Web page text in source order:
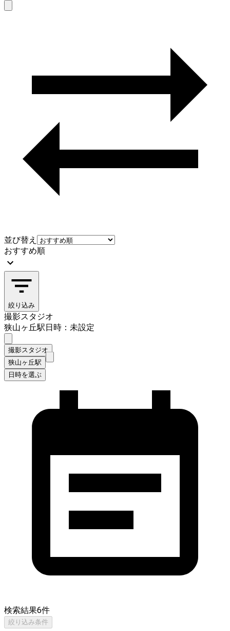
並び替え
おすすめ順
絞り込み
撮影スタジオ
狭山ヶ丘駅日時：未設定
撮影スタジオ
狭山ヶ丘駅
日時を選ぶ
検索結果6件
絞り込み条件